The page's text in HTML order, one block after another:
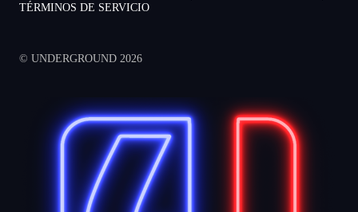
TÉRMINOS DE SERVICIO
© UNDERGROUND 2026